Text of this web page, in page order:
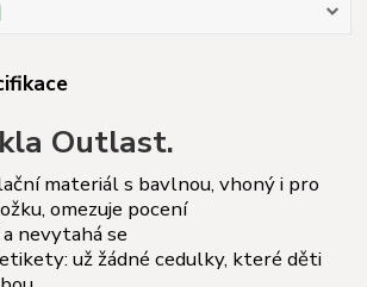
Outlast.
materiál s bavlnou, vhoný i pro
omezuje pocení
nevytahá se
už žádné cedulky, které děti